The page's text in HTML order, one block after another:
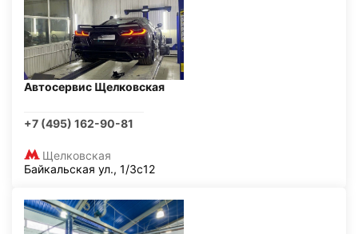
Автосервис Щелковская
+7 (495) 162-90-81
Щелковская
Байкальская ул., 1/3с12